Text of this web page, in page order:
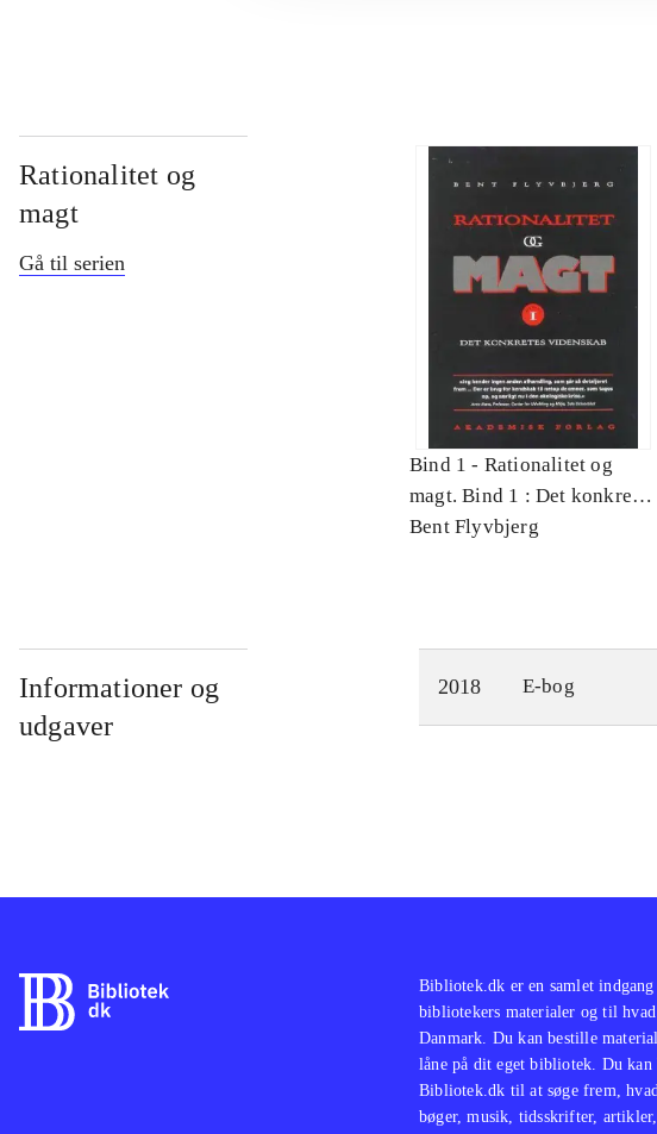
Rationalitet og
magt
Gå til serien
Bind 1 - Rationalitet og
magt. Bind 1 : Det konkretes
videnskab
Bent Flyvbjerg
Informationer og
udgaver
2018 E-bog
Bibliotek.dk er en samlet
bibliotekers materialer og til
Danmark. Du kan bestille
låne på dit eget bibliotek. Du kan
Bibliotek.dk til at søge frem,
bøger, musik, tidsskrifter,